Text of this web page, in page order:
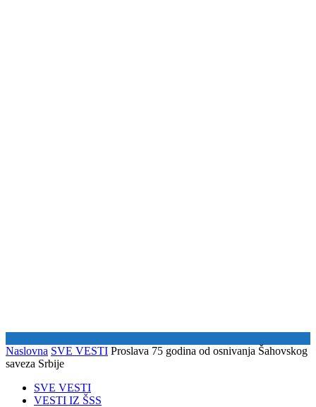
Naslovna SVE VESTI Proslava 75 godina od osnivanja Šahovskog
saveza Srbije
SVE VESTI
VESTI IZ ŠSS